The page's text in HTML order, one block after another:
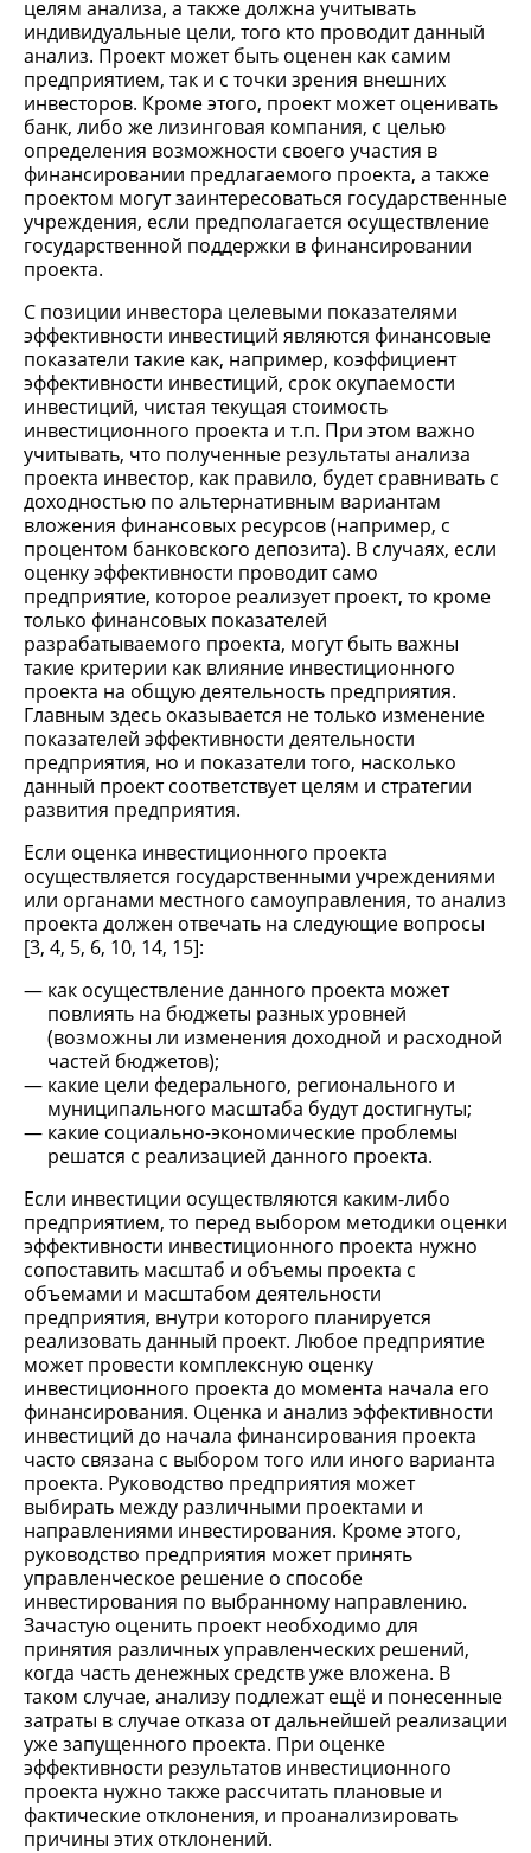
целям анализа, а также должна учитывать
индивидуальные цели, того кто проводит данный
анализ. Проект может быть оценен как самим
предприятием, так и с точки зрения внешних
инвесторов. Кроме этого, проект может оценивать
банк, либо же лизинговая компания, с целью
определения возможности своего участия в
финансировании предлагаемого проекта, а также
проектом могут заинтересоваться государственные
учреждения, если предполагается осуществление
государственной поддержки в финансировании
проекта.
С позиции инвестора целевыми показателями
эффективности инвестиций являются финансовые
показатели такие как, например, коэффициент
эффективности инвестиций, срок окупаемости
инвестиций, чистая текущая стоимость
инвестиционного проекта и т.п. При этом важно
учитывать, что полученные результаты анализа
проекта инвестор, как правило, будет сравнивать с
доходностью по альтернативным вариантам
вложения финансовых ресурсов (например, с
процентом банковского депозита). В случаях, если
оценку эффективности проводит само
предприятие, которое реализует проект, то кроме
только финансовых показателей
разрабатываемого проекта, могут быть важны
такие критерии как влияние инвестиционного
проекта на общую деятельность предприятия.
Главным здесь оказывается не только изменение
показателей эффективности деятельности
предприятия, но и показатели того, насколько
данный проект соответствует целям и стратегии
развития предприятия.
Если оценка инвестиционного проекта
осуществляется государственными учреждениями
или органами местного самоуправления, то анализ
проекта должен отвечать на следующие вопросы
[3, 4, 5, 6, 10, 14, 15]:
как осуществление данного проекта может
повлиять на бюджеты разных уровней
(возможны ли изменения доходной и расходной
частей бюджетов);
какие цели федерального, регионального и
муниципального масштаба будут достигнуты;
какие социально-экономические проблемы
решатся с реализацией данного проекта.
Если инвестиции осуществляются каким-либо
предприятием, то перед выбором методики оценки
эффективности инвестиционного проекта нужно
сопоставить масштаб и объемы проекта с
объемами и масштабом деятельности
предприятия, внутри которого планируется
реализовать данный проект. Любое предприятие
может провести комплексную оценку
инвестиционного проекта до момента начала его
финансирования. Оценка и анализ эффективности
инвестиций до начала финансирования проекта
часто связана с выбором того или иного варианта
проекта. Руководство предприятия может
выбирать между различными проектами и
направлениями инвестирования. Кроме этого,
руководство предприятия может принять
управленческое решение о способе
инвестирования по выбранному направлению.
Зачастую оценить проект необходимо для
принятия различных управленческих решений,
когда часть денежных средств уже вложена. В
таком случае, анализу подлежат ещё и понесенные
затраты в случае отказа от дальнейшей реализации
уже запущенного проекта. При оценке
эффективности результатов инвестиционного
проекта нужно также рассчитать плановые и
фактические отклонения, и проанализировать
причины этих отклонений.